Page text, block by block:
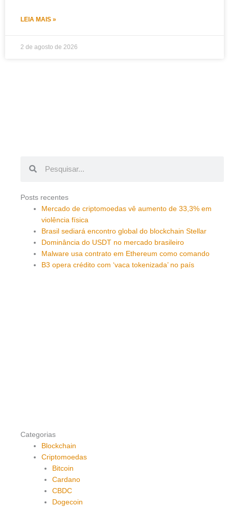
LEIA MAIS »
2 de agosto de 2026
Posts recentes
Mercado de criptomoedas vê aumento de 33,3% em
violência física
Brasil sediará encontro global do blockchain Stellar
Dominância do USDT no mercado brasileiro
Malware usa contrato em Ethereum como comando
B3 opera crédito com ‘vaca tokenizada’ no país
Categorias
Blockchain
Criptomoedas
Bitcoin
Cardano
CBDC
Dogecoin